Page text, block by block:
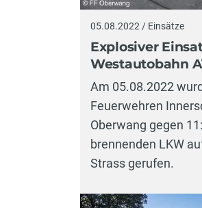
05.08.2022 / Einsätze
Explosiver
Westautobahn
Am 05.08.2022
Feuerwehren
Oberwang gegen
brennenden LKW
Strass gerufen.